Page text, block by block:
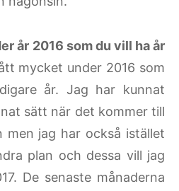
år 2016 som du vill ha år
mycket under 2016 som
år. Jag har kunnat
sätt när det kommer till
men jag har också istället
plan och dessa vill jag
De senaste månaderna